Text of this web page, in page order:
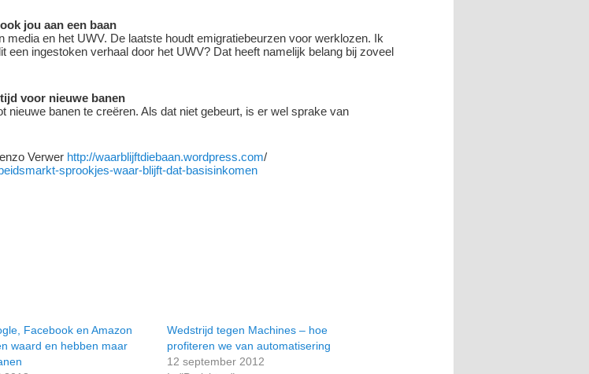
jou aan een baan
en het UWV. De laatste houdt emigratiebeurzen voor werklozen. Ik
een ingestoken verhaal door het UWV? Dat heeft namelijk belang bij zoveel
voor nieuwe banen
banen te creëren. Als dat niet gebeurt, is er wel sprake van
Verwer http://waarblijftdiebaan.wordpress.com/
sprookjes-waar-blijft-dat-basisinkomen
Facebook en Amazon
waard en hebben maar
Wedstrijd tegen Machines – hoe
profiteren we van automatisering
12 september 2012